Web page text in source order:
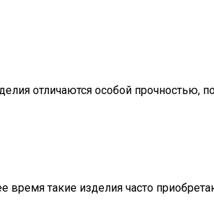
отличаются особой прочностью,
время такие изделия часто